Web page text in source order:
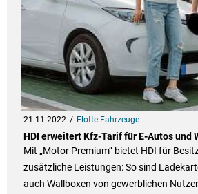
21.11.2022 Flotte Fahrzeuge
HDI erweitert Kfz-Tarif für E-Autos und
Mit „Motor Premium“ bietet HDI für
zusätzliche Leistungen: So sind
auch Wallboxen von gewerblichen